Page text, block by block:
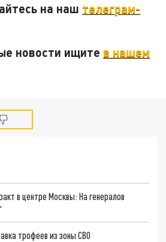
на наш телеграм-
новости ищите в нашем
в центре Москвы: На генералов
трофеев из зоны СВО